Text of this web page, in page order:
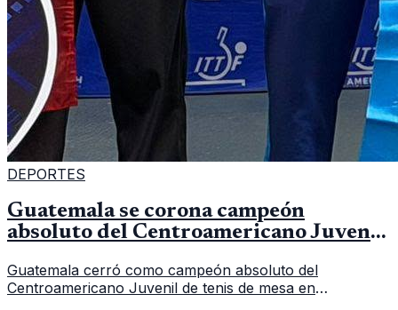
DEPORTES
Guatemala se corona campeón
absoluto del Centroamericano Juvenil
Guatemala cerró como campeón absoluto del
Centroamericano Juvenil de tenis de mesa en